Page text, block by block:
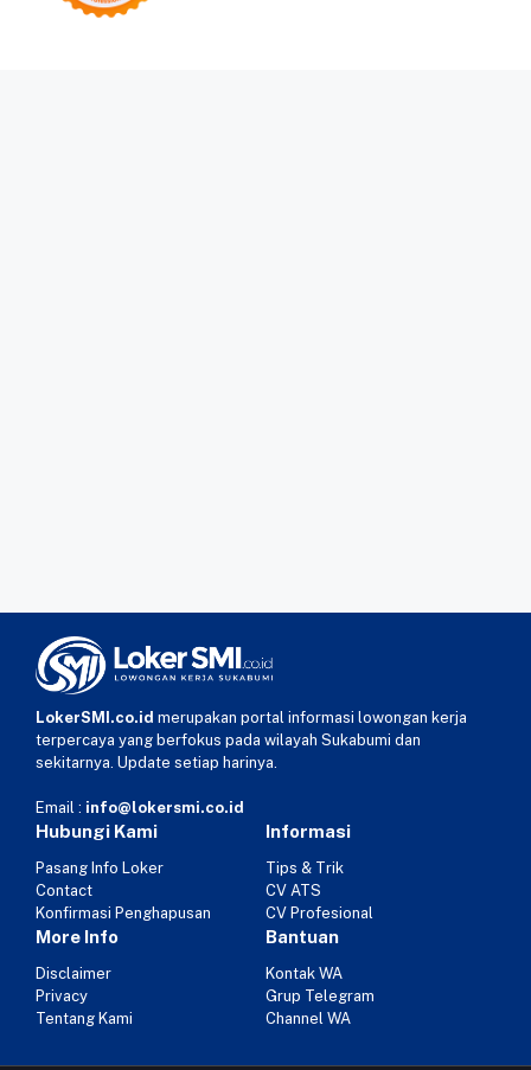
LokerSMI.co.id merupakan portal informasi lowongan kerja
terpercaya yang berfokus pada wilayah Sukabumi dan
sekitarnya. Update setiap harinya.
Email : info@lokersmi.co.id
Hubungi Kami
Pasang Info Loker
Contact
Konfirmasi Penghapusan
Informasi
Tips & Trik
CV ATS
CV Profesional
More Info
Disclaimer
Privacy
Tentang Kami
Bantuan
Kontak WA
Grup Telegram
Channel WA